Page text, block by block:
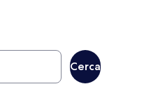
Cerca